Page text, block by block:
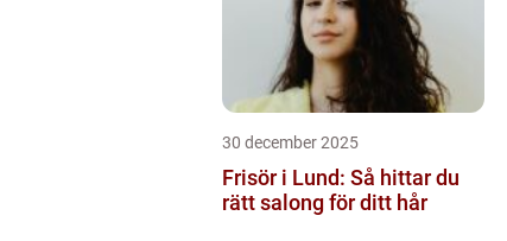
30 december 2025
Frisör i Lund: Så hittar du
rätt salong för ditt hår